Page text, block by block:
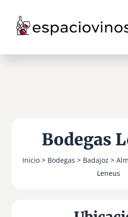
contenido
Bodegas
Inicio> Bodegas > Badajoz >
Leneus